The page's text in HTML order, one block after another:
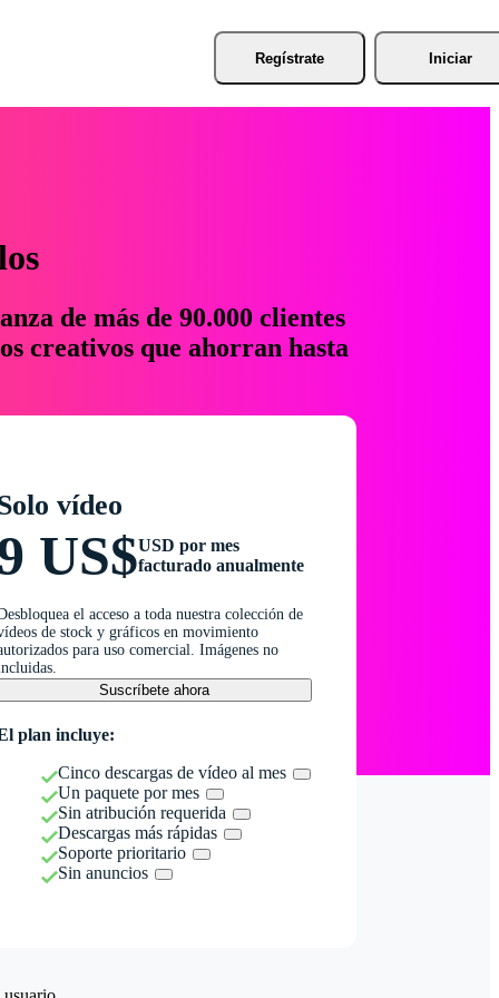
Regístrate Iniciar
de más de 90.000 clientes
creativos que ahorran hasta
vídeo
US$USD por mes
facturado anualmente
el acceso a toda nuestra colección de
de stock y gráficos en movimiento
para uso comercial. Imágenes no
Suscríbete ahora
plan incluye:
Cinco descargas de vídeo al mes
Un paquete por mes
Sin atribución requerida
Descargas más rápidas
Soporte prioritario
Sin anuncios